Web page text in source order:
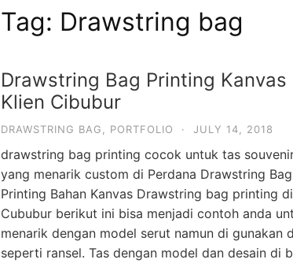
Tag: Drawstring bag
Drawstring Bag Printing Kanvas
Klien Cibubur
DRAWSTRING BAG PORTFOLIO · JULY 14, 2018
drawstring bag printing cocok untuk tas
yang menarik custom di Perdana Drawstring Bag
Printing Bahan Kanvas Drawstring bag printing di
Cububur berikut ini bisa menjadi contoh anda
menarik dengan model serut namun di gunakan
seperti ransel. Tas dengan model dan desain di